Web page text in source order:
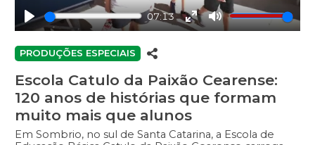
Play
07:13
EnterMute
PRODUÇÕES ESPECIAIS
Escola Catulo da Paixão Cearense:
120 anos de histórias que formam
muito mais que alunos
Em Sombrio, no sul de Santa Catarina, a Escola de